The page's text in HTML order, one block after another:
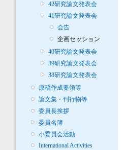
42研究論文発表会
41研究論文発表会
会告
企画セッション
40研究論文発表会
39研究論文発表会
38研究論文発表会
原稿作成要領等
論文集・刊行物等
委員長挨拶
委員名簿
小委員会活動
International Activities